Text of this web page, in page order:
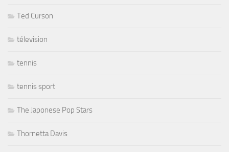
Ted Curson
télevision
tennis
tennis sport
The Japonese Pop Stars
Thornetta Davis